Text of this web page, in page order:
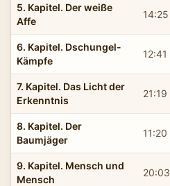
5. Kapitel. Der weiße
Affe
14:25
6. Kapitel. Dschungel-
Kämpfe
12:41
7. Kapitel. Das Licht der
Erkenntnis
21:19
8. Kapitel. Der
Baumjäger
11:20
9. Kapitel. Mensch und
Mensch
20:03